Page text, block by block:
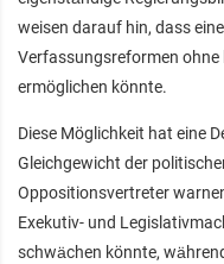
weisen darauf hin, dass
Verfassungsreformen
ermöglichen könnte.
Diese Möglichkeit hat eine
Gleichgewicht der
Oppositionsvertreter
Exekutiv- und
schwächen könnte,